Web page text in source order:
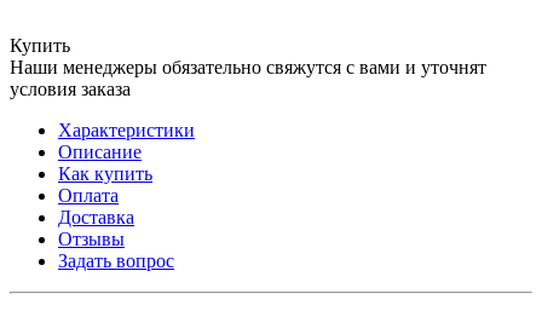
Купить
Наши менеджеры обязательно свяжутся с вами и уточнят
условия заказа
Характеристики
Описание
Как купить
Оплата
Доставка
Отзывы
Задать вопрос